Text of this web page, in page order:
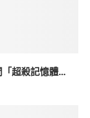
超殺記憶體...